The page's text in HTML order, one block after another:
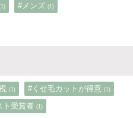
#メンズ (1)
(1) #くせ毛カットが得意 (1)
ト受賞者 (1)